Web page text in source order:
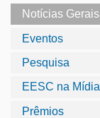
Notícias Gerais
Eventos
Pesquisa
EESC na Mídia
Prêmios